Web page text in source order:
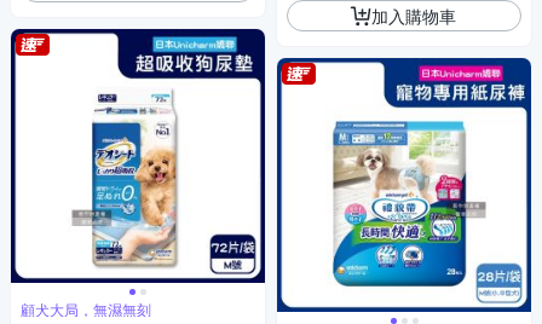
顧犬大局，無濕無刻
加入購物車